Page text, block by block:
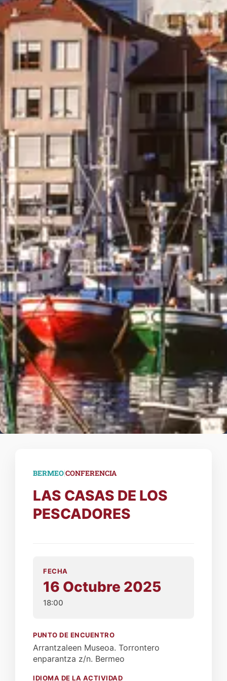
BERMEO|CONFERENCIA
LAS CASAS DE LOS
PESCADORES
FECHA
16 Octubre 2025
18:00
PUNTO DE ENCUENTRO
Arrantzaleen Museoa. Torrontero
enparantza z/n. Bermeo
IDIOMA DE LA ACTIVIDAD